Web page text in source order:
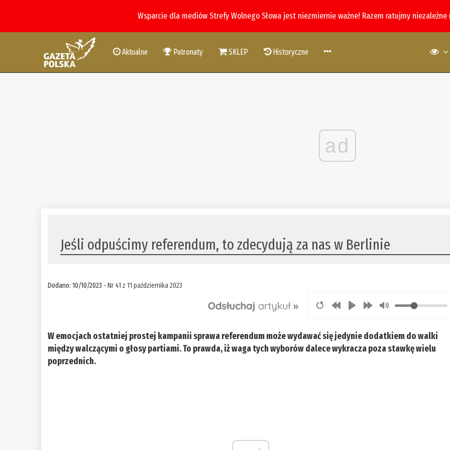
Wsparcie dla mediów Strefy Wolnego Słowa jest niezmiernie ważne! Razem ratujmy
Aktualne Patronaty SKLEP Historyczne
ad
Jeśli odpuścimy referendum, to zdecydują za nas w Berlinie
Dodano: 10/10/2023 -Nr 41 z 11 października 2023
W emocjach ostatniej prostej kampanii sprawa referendum może wydawać się jedynie dodatkiem do walki
między walczącymi o głosy partiami. To prawda, iż waga tych wyborów dalece wykracza poza stawkę wielu
poprzednich.